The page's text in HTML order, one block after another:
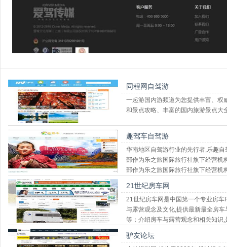
同程网自驾游
一起游国内游频道为您提供丰富、权
和景点攻略、丰富的国内旅游景点大
趣驾车自驾游
华南地区自驾游行业的先行者,乐趣
部作为乐之旅国际旅行社旗下经营机
部作为乐之旅国际旅行社旗下经营机
21世纪房车网
21世纪房车网是中国第一个专业房
与露营观念及文化,提供最新最全房
等；介绍房车与露营观念和相关知识
驴友论坛